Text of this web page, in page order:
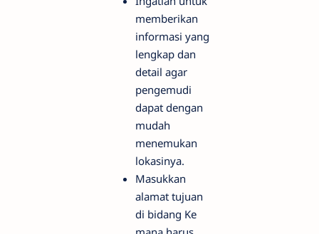
memberikan
informasi yang
lengkap dan
detail agar
pengemudi
dapat dengan
mudah
menemukan
lokasinya.
Masukkan
alamat tujuan
di bidang Ke